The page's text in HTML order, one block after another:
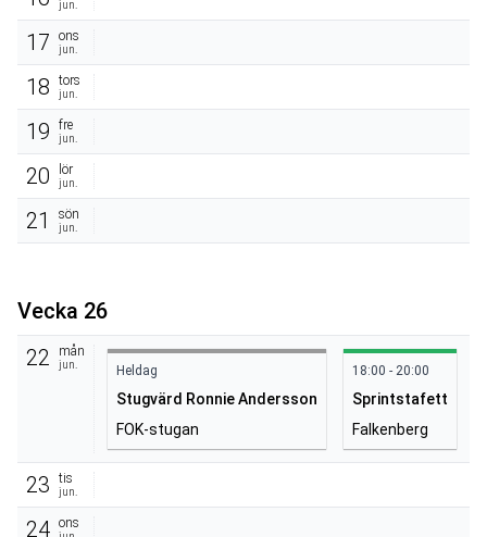
jun.
17 ons
jun.
18 tors
jun.
19 fre
jun.
20 lör
jun.
21 sön
jun.
Vecka 26
22
mån
jun. Heldag
Stugvärd Ronnie Andersson
FOK-stugan
18:00 - 20:00
Sprintstafett
Falkenberg
23 tis
jun.
24 ons